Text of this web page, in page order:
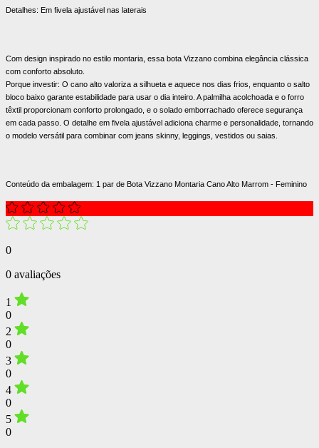
Detalhes: Em fivela ajustável nas laterais
Com design inspirado no estilo montaria, essa bota Vizzano combina elegância clássica
com conforto absoluto.
Porque investir: O cano alto valoriza a silhueta e aquece nos dias frios, enquanto o salto
bloco baixo garante estabilidade para usar o dia inteiro. A palmilha acolchoada e o forro
têxtil proporcionam conforto prolongado, e o solado emborrachado oferece segurança
em cada passo. O detalhe em fivela ajustável adiciona charme e personalidade, tornando
o modelo versátil para combinar com jeans skinny, leggings, vestidos ou saias.
Conteúdo da embalagem: 1 par de Bota Vizzano Montaria Cano Alto Marrom - Feminino
0
0 avaliações
1
0
2
0
3
0
4
0
5
0